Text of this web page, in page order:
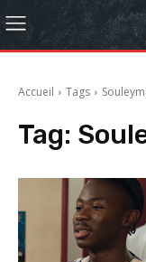
Accueil Tags
Tag: